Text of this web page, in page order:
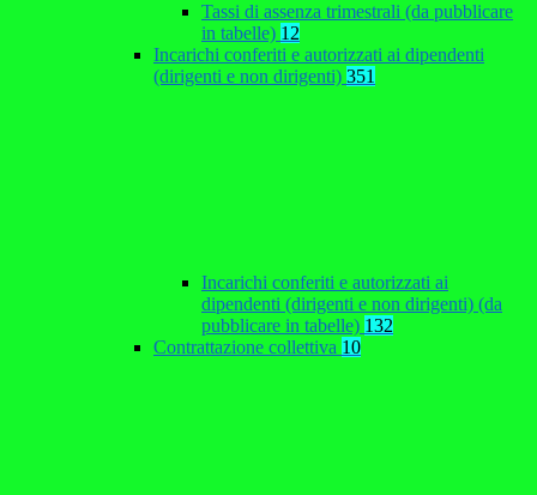
Tassi di assenza trimestrali (da pubblicare
in tabelle) 12
Incarichi conferiti e autorizzati ai dipendenti
(dirigenti e non dirigenti) 351
Incarichi conferiti e autorizzati ai
dipendenti (dirigenti e non dirigenti) (da
pubblicare in tabelle) 132
Contrattazione collettiva 10